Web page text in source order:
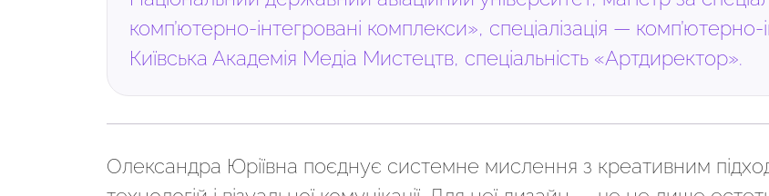
комп’ютерно-інтегровані комплекси», спеціалізація — комп’ютерно-
Київська Академія Медіа Мистецтв, спеціальність «Артдиректор».
Олександра Юріївна поєднує системне мислення з креативним